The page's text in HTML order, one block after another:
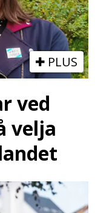
PLUS
ved
velja